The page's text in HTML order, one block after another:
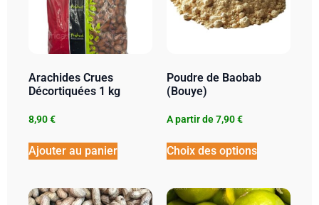
Arachides Crues
Décortiquées 1 kg
8,90€
Ajouter au panier
Poudre de Baobab
(Bouye)
A partir de7,90€
Choix des options